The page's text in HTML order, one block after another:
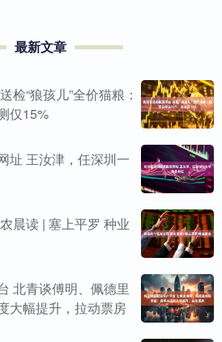
最新文章
检“狼孩儿”全价猫粮：
仅15%
址 王汝津，任深圳一
晨读 | 塞上平罗 种业
北青谈傅明、佩德里
大幅提升，拉动票房